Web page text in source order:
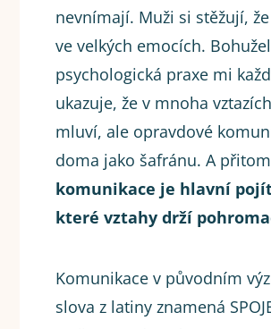
nevnímají. Muži si stěžují,
ve velkých emocích.
psychologická praxe mi
ukazuje, že v mnoha
mluví, ale opravdové
doma jako šafránu. A
komunikace je hlavní
které vztahy drží
Komunikace v původním
slova z latiny znamená